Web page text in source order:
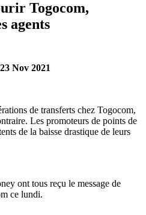
Togocom,
agents
23 Nov 2021
de transferts chez Togocom,
Les promoteurs de points de
de la baisse drastique de leurs
ont tous reçu le message de
ce lundi.